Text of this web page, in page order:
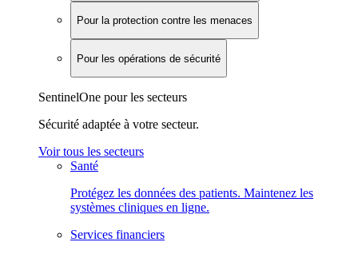
Pour la protection contre les menaces
Pour les opérations de sécurité
SentinelOne pour les secteurs
Sécurité adaptée à votre secteur.
Voir tous les secteurs
Santé
Protégez les données des patients. Maintenez les
systèmes cliniques en ligne.
Services financiers